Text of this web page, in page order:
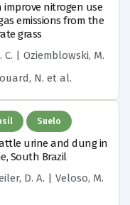
nitrogen use
emissions from the
grass
| Oziemblowski, M.
N. et al.
Suelo
urine and dung in
South Brazil
D. A. | Veloso, M.